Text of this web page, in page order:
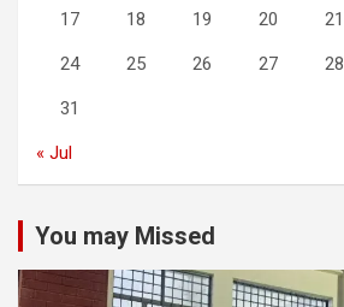
17 18 19 20 21
24 25 26 27 28
31
« Jul
You may Missed